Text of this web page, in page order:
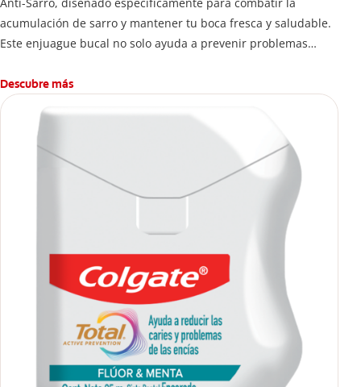
acumulación de sarro y mantener tu boca fresca y saludable.
Este enjuague bucal no solo ayuda a prevenir problemas
Descubre más